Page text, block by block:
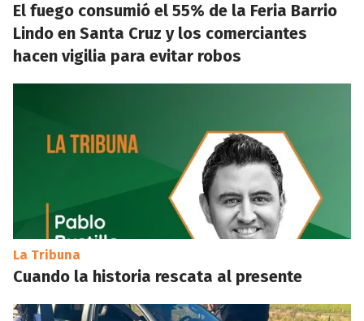
El fuego consumió el 55% de la Feria Barrio
Lindo en Santa Cruz y los comerciantes
hacen vigilia para evitar robos
La Tribuna
Cuando la historia rescata al presente